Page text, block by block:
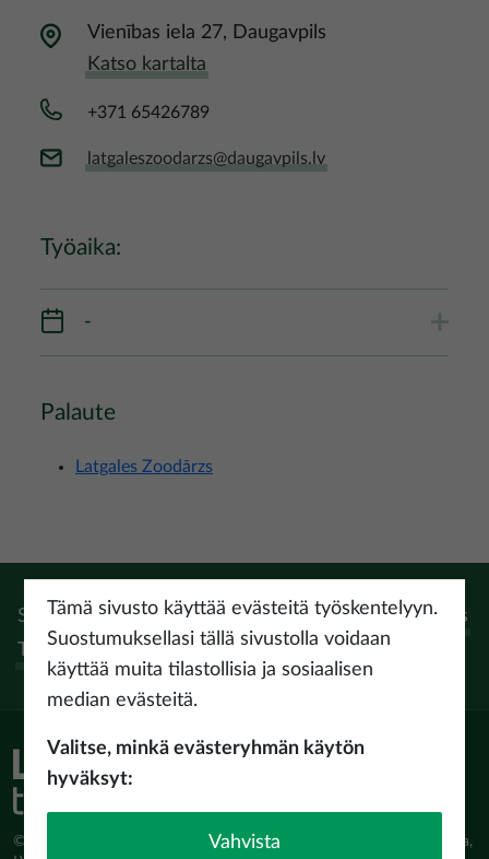
Vienības iela 27, Daugavpils
Katso kartalta
+371 65426789
latgaleszoodarzs@daugavpils.lv
Työaika:
-
Palaute
Latgales Zoodārzs
Seuraa:Instagram FacebookPinterestYoutubeThreads
Tiktok
© Latvijas Investīciju un attīstības aģentūra (LIAA) Pērses iela 2, Rīga,
Tämä sivusto käyttää evästeitä työskentelyyn.
Suostumuksellasi tällä sivustolla voidaan
käyttää muita tilastollisia ja sosiaalisen
median evästeitä.
Valitse, minkä evästeryhmän käytön
hyväksyt:
Vahvista